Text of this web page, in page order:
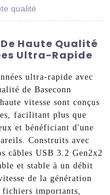
qualité
De Haute Qualité
Ultra-Rapide
ultra-rapide avec
de Baseconn
vitesse sont conçus
facilitant plus que
et bénéficiant d'une
Construits avec
câbles USB 3.2 Gen2x2
et stable à un débit
de la génération
fichiers importants,